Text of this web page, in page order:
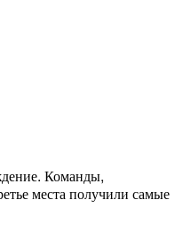
Команды,
места получили самые